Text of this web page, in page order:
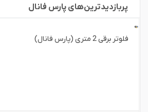
پربازدید‌ترین‌های پارس فانال
فلوتر برقی 2 متری (پارس فانال)